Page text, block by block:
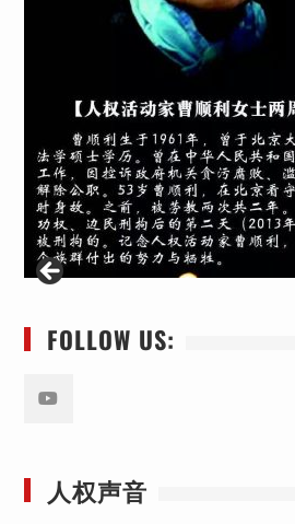
FOLLOW US:
人权声音